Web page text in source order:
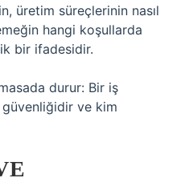
üretim süreçlerinin nasıl
hangi koşullarda
bir ifadesidir.
durur: Bir iş
ve kim